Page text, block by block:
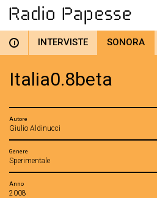
i INTERVISTE SONORA
Italia0.8beta
Autore
Giulio Aldinucci
Genere
Sperimentale
Anno
2008